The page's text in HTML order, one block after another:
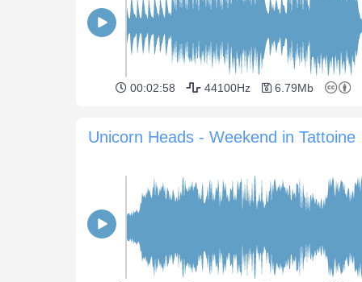
00:02:58 44100Hz 6.79Mb
Unicorn Heads - Weekend in Tattoine